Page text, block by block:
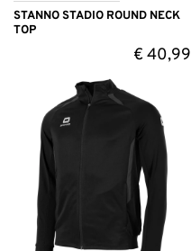
STANNO STADIO ROUND NECK
TOP
€40,99